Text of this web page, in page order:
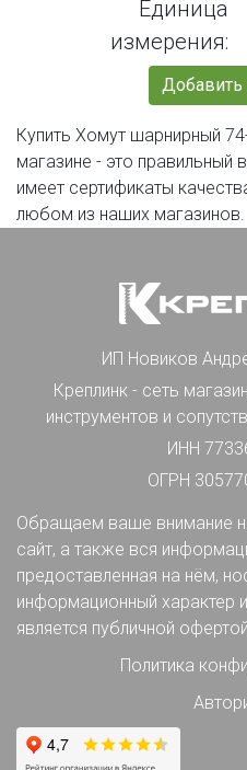
Единица
измерения:
Добавить
Купить Хомут шарнирный
магазине - это правильный
имеет сертификаты
любом из наших магазинов.
ИП Новиков
Креплинк - сеть
инструментов и
ИНН
ОГРН
Обращаем ваше внимание
сайт, а также вся
предоставленная на нём,
информационный характер
является публичной
Политика